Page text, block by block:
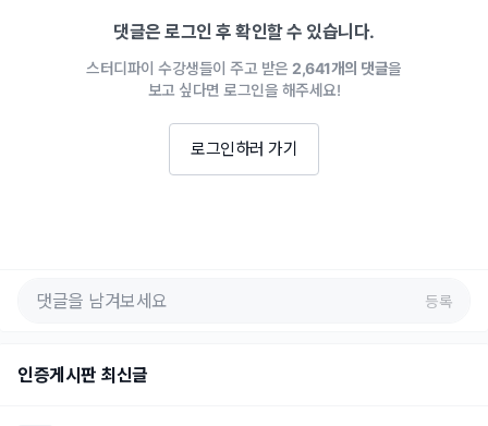
댓글은 로그인 후 확인할 수 있습니다.
스터디파이 수강생들이 주고 받은 2,641개의 댓글을
보고 싶다면 로그인을 해주세요!
로그인하러 가기
등록
인증게시판 최신글